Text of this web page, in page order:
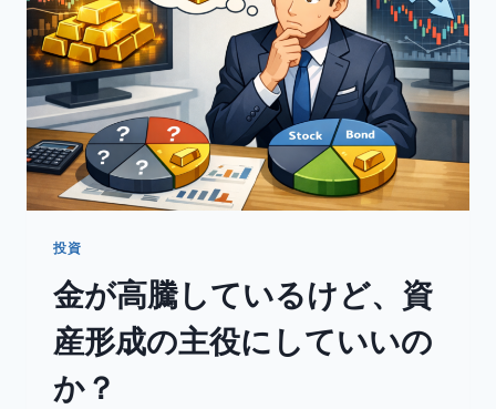
は
「買
い
時・
売
り
時」
は
分
い
投資
金が高騰しているけど、資
産形成の主役にしていいの
か？